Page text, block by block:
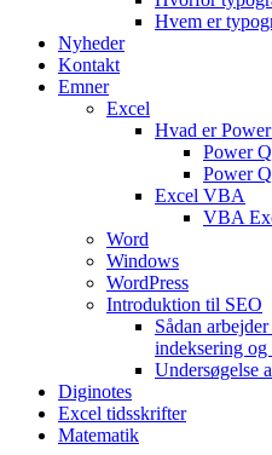
Hvem er
Nyheder
Kontakt
Emner
Excel
Hvad er
Power
Power
Excel VBA
VBA
Word
Windows
WordPress
Introduktion til SEO
Sådan
indeksering og
Undersøgelse
Diginotes
Excel tidsskrifter
Matematik